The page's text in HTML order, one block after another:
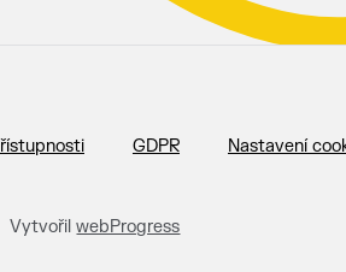
GDPR Nastavení
VytvořilwebProgress